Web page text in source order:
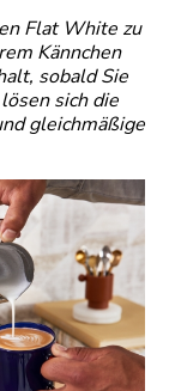
Flat White zu
Kännchen
sobald Sie
sich die
gleichmäßige